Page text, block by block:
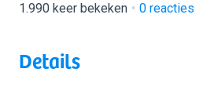
1.990 keer bekeken
0 reacties
Details